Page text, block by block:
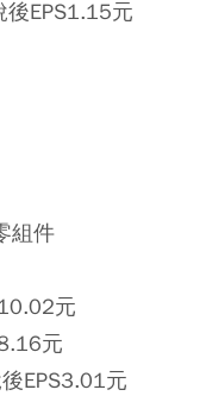
EPS1.15元
組件
元
元
EPS3.01元